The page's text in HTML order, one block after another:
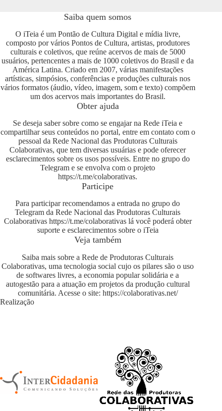
Saiba quem somos
O iTeia é um Pontão de Cultura Digital e mídia livre,
composto por vários Pontos de Cultura, artistas, produtores
culturais e coletivos, que reúne acervos de mais de 5000
usuários, pertencentes a mais de 1000 coletivos do Brasil e da
América Latina. Criado em 2007, várias manifestações
artísticas, simpósios, conferências e produções culturais nos
vários formatos (áudio, vídeo, imagem, som e texto) compõem
um dos acervos mais importantes do Brasil.
Obter ajuda
Se deseja saber sobre como se engajar na Rede iTeia e
compartilhar seus conteúdos no portal, entre em contato com o
pessoal da Rede Nacional das Produtoras Culturais
Colaborativas, que tem diversas usuárias e pode oferecer
esclarecimentos sobre os usos possíveis. Entre no grupo do
Telegram e se envolva com o projeto
https://t.me/colaborativas.
Participe
Para participar recomendamos a entrada no grupo do
Telegram da Rede Nacional das Produtoras Culturais
Colaborativas https://t.me/colaborativaslá você poderá obter
suporte e esclarecimentos sobre o iTeia
Veja também
Saiba mais sobre a Rede de Produtoras Culturais
Colaborativas, uma tecnologia social cujo os pilares são o uso
de softwares livres, a economia popular solidária e a
autogestão para a atuação em projetos da produção cultural
comunitária. Acesse o site: https://colaborativas.net/
Realização